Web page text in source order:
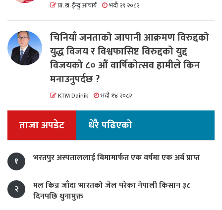
प्रा. डा. ईन्दु आचार्य भदौ २९ २०८२
चिनियाँ जनताको जापानी आक्रमण विरुद्दको
युद्ध विजय र विश्वफासिष्ट विरुद्दको युद्द
विजयको ८० औं वार्षिकोत्सव हामीले किन
मनाउनुपर्दछ ?
KTM Dainik भदौ १४ २०८२
ताजा अपडेट धेरै पढिएको
१ भरतपुर अस्पताललाई बिमामार्फत एक वर्षमा एक अर्ब प्राप्त
२
मल किन्न जाँदा भारतको जेल परेका नेपाली किसान ३८
दिनपछि थुनामुक्त